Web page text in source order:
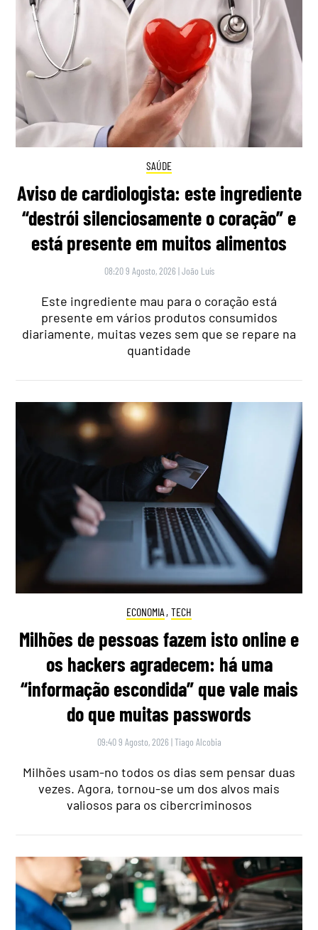
SAÚDE
Aviso de cardiologista: este ingrediente
“destrói silenciosamente o coração” e
está presente em muitos alimentos
08:20 9 Agosto, 2026 |João Luís
Este ingrediente mau para o coração está
presente em vários produtos consumidos
diariamente, muitas vezes sem que se repare na
quantidade
ECONOMIA , TECH
Milhões de pessoas fazem isto online e
os hackers agradecem: há uma
“informação escondida” que vale mais
do que muitas passwords
09:40 9 Agosto, 2026 |Tiago Alcobia
Milhões usam-no todos os dias sem pensar duas
vezes. Agora, tornou-se um dos alvos mais
valiosos para os cibercriminosos